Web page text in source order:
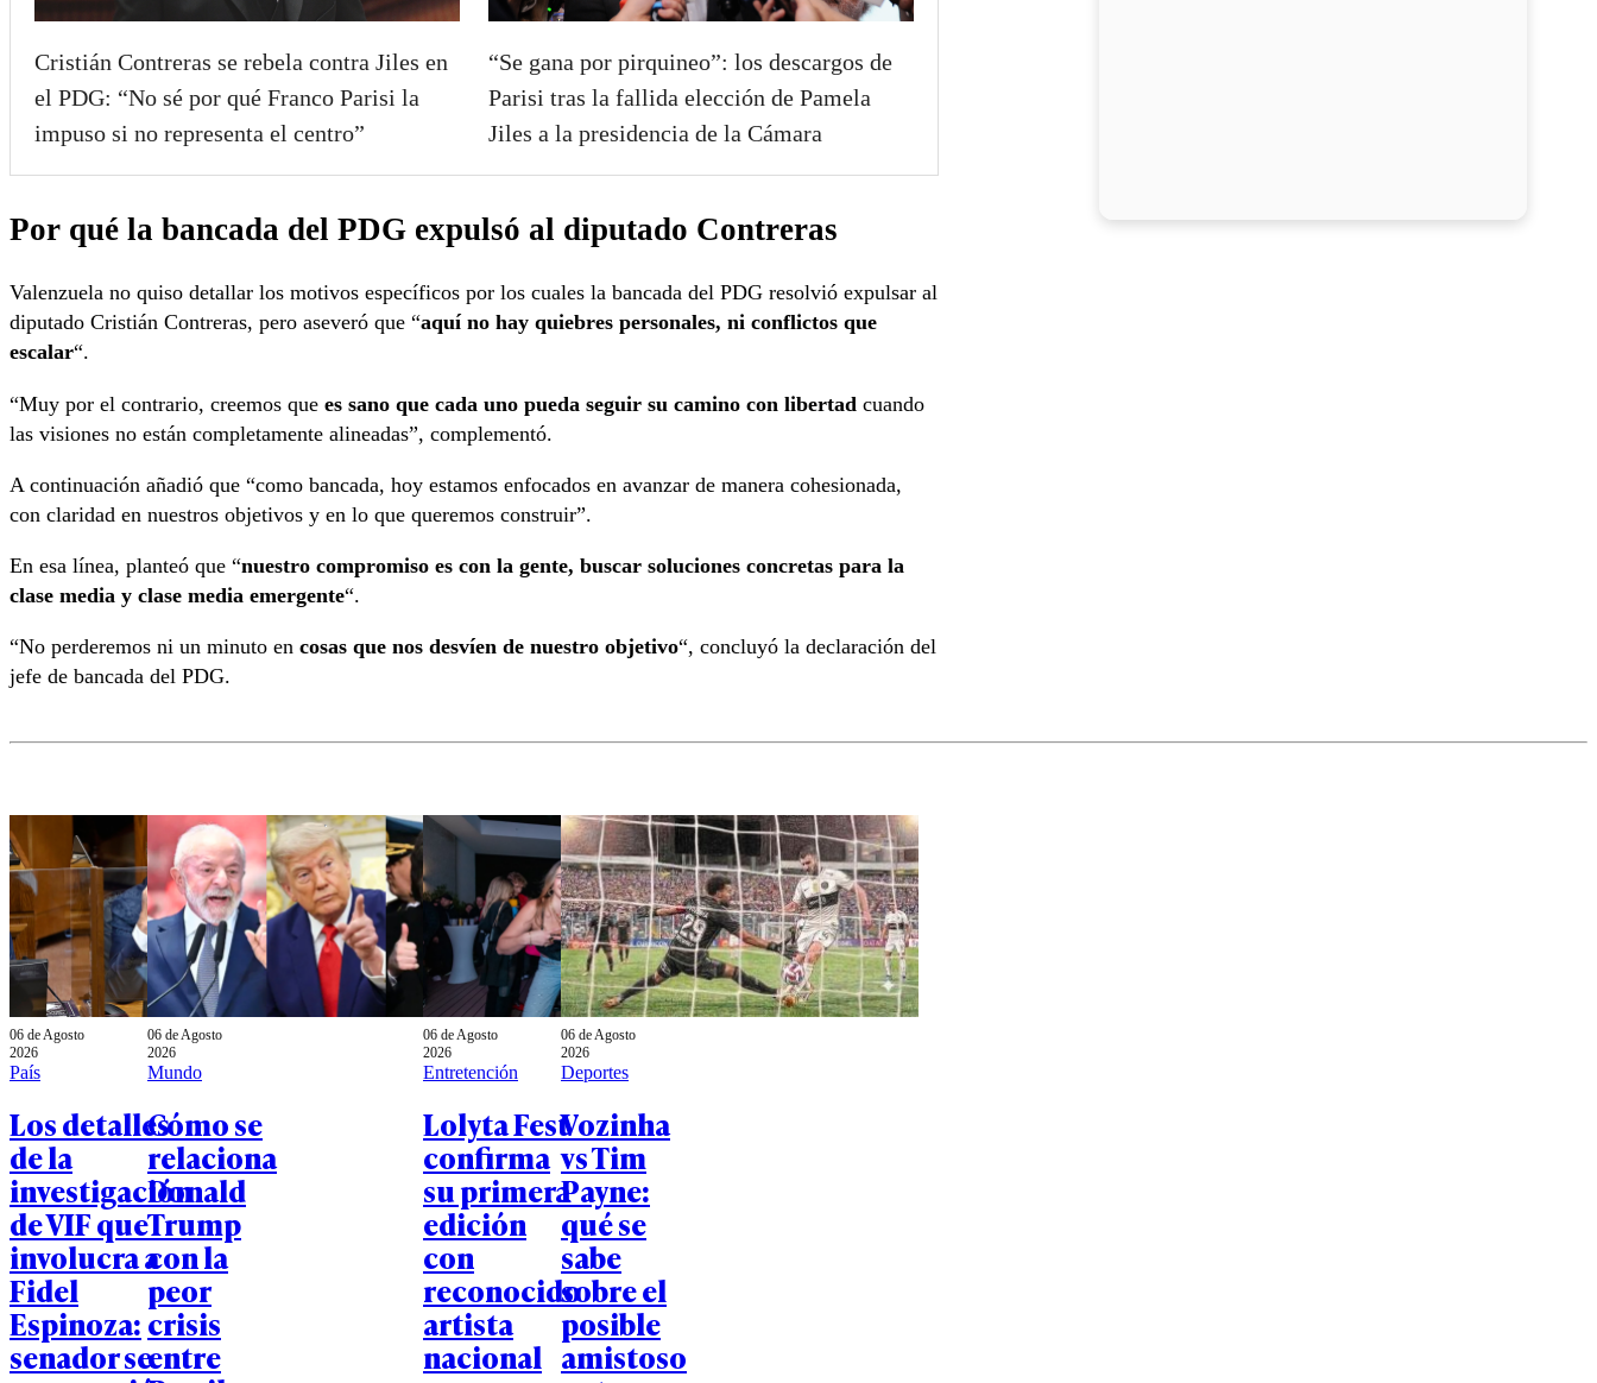
Cristián Contreras se rebela contra Jiles en
el PDG: “No sé por qué Franco Parisi la
impuso si no representa el centro”
“Se gana por pirquineo”: los descargos de
Parisi tras la fallida elección de Pamela
Jiles a la presidencia de la Cámara
Por qué la bancada del PDG expulsó al diputado Contreras
Valenzuela no quiso detallar los motivos específicos por los cuales la bancada del PDG resolvió expulsar al
diputado Cristián Contreras, pero aseveró que “aquí no hay quiebres personales, ni conflictos que
escalar“.
“Muy por el contrario, creemos que es sano que cada uno pueda seguir su camino con libertad cuando
las visiones no están completamente alineadas”, complementó.
A continuación añadió que “como bancada, hoy estamos enfocados en avanzar de manera cohesionada,
con claridad en nuestros objetivos y en lo que queremos construir”.
En esa línea, planteó que “nuestro compromiso es con la gente, buscar soluciones concretas para la
clase media y clase media emergente“.
“No perderemos ni un minuto en cosas que nos desvíen de nuestro objetivo“, concluyó la declaración del
jefe de bancada del PDG.
06 de Agosto
2026
País
Los detalles
de la
investigación
de VIF que
involucra a
Fidel
Espinoza:
senador se
06 de Agosto
2026
Mundo
Cómo se
relaciona
Donald
Trump
con la
peor
crisis
entre
06 de Agosto
2026
Entretención
Lolyta Fest
confirma
su primera
edición
con
reconocido
artista
nacional
06 de Agosto
2026
Deportes
Vozinha
vs Tim
Payne:
qué se
sabe
sobre el
posible
amistoso